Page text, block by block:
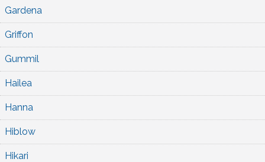
Gardena
Griffon
Gummil
Hailea
Hanna
Hiblow
Hikari